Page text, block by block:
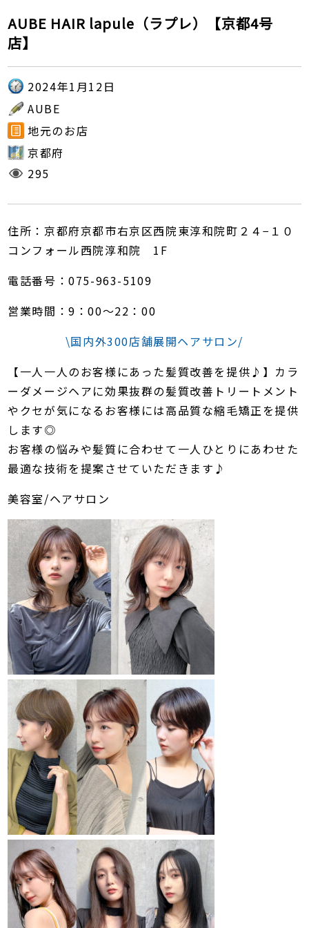
AUBE HAIR lapule（ラプレ）【京都4号
店】
2024年1月12日
AUBE
地元のお店
京都府
295
住所：京都府京都市右京区西院東淳和院町２４−１０
コンフォール西院淳和院 1F
電話番号：075-963-5109
営業時間：9：00～22：00
\国内外300店舗展開ヘアサロン/
【一人一人のお客様にあった髪質改善を提供♪】カラ
ーダメージヘアに効果抜群の髪質改善トリートメント
やクセが気になるお客様には高品質な縮毛矯正を提供
します◎
お客様の悩みや髪質に合わせて一人ひとりにあわせた
最適な技術を提案させていただきます♪
美容室/ヘアサロン